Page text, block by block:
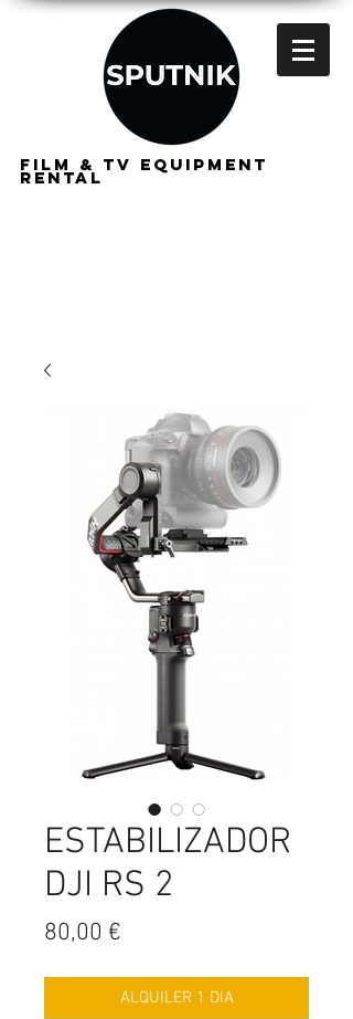
FILM & TV EQUIPMENT
RENTAL
ESTABILIZADOR
DJI RS 2
80,00 €
ALQUILER 1 DIA